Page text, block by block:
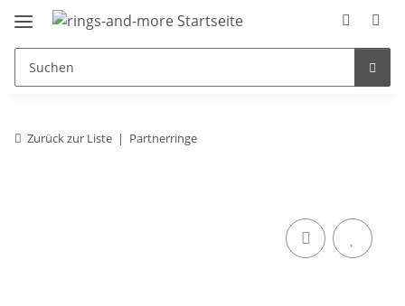
Zurück zur Liste Partnerringe